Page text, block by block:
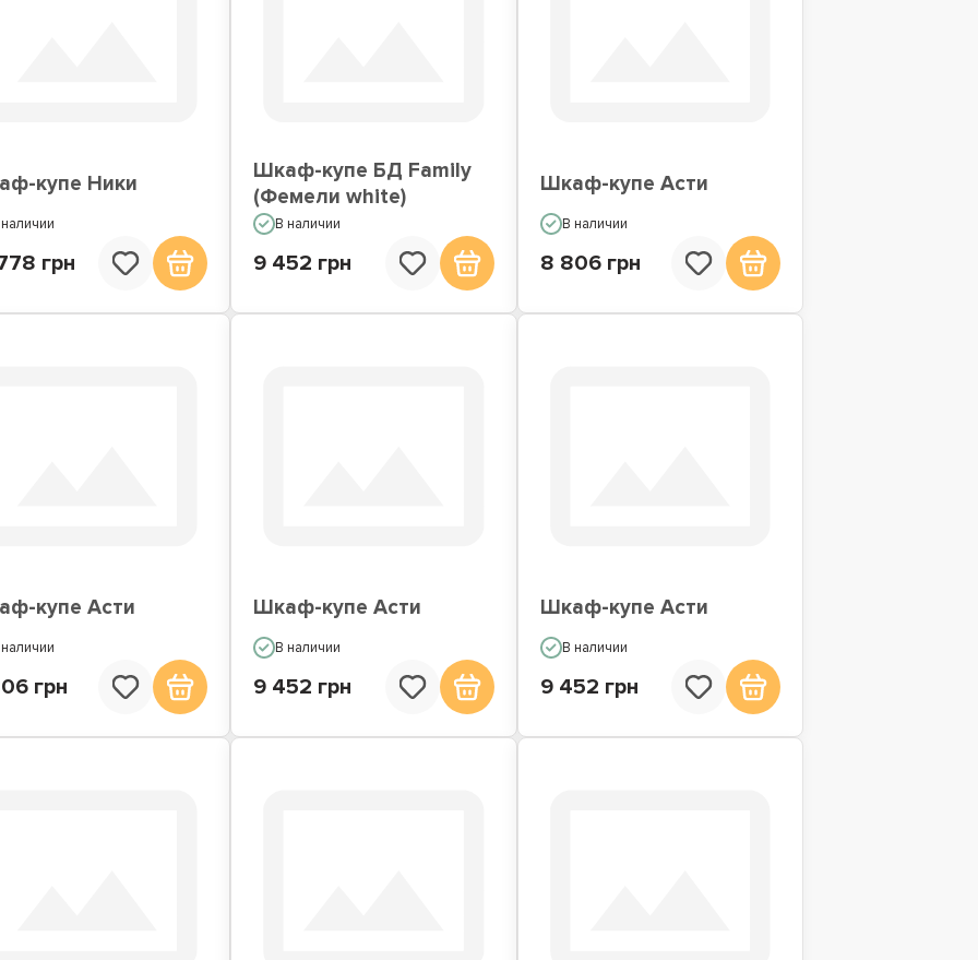
купе Ники
грн
Шкаф-купе БД Family
(Фемели white)
В наличии
9 452 грн
Шкаф-купе Асти
В наличии
8 806 грн
купе Асти
грн
Шкаф-купе Асти
В наличии
9 452 грн
Шкаф-купе Асти
В наличии
9 452 грн